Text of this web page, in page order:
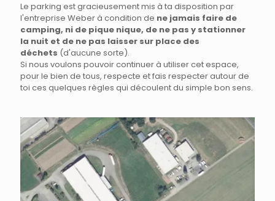
Le parking est gracieusement mis à ta disposition par
l'entreprise Weber à condition de ne jamais faire de
camping, ni de pique nique, de ne pas y stationner
la nuit et de ne pas laisser sur place des
déchets (d'aucune sorte).
Si nous voulons pouvoir continuer à utiliser cet espace,
pour le bien de tous, respecte et fais respecter autour de
toi ces quelques règles qui découlent du simple bon sens.